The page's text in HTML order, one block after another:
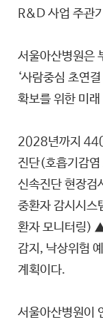
R&D 사업 주관
서울아산병원은
‘사람중심 초연
확보를 위한 미
2028년까지
진단(호흡기감염
신속진단 현장
중환자 감시시스
환자 모니터링)
감지, 낙상위험
계획이다.
서울아산병원이